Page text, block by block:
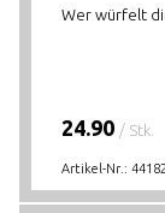
Wer würfelt
24.90 / Stk.
Artikel-Nr.: 44182